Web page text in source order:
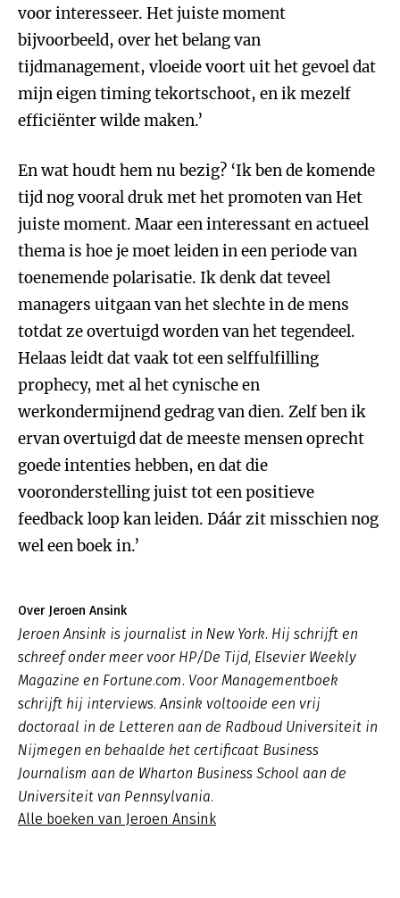
voor interesseer. Het juiste moment
bijvoorbeeld, over het belang van
tijdmanagement, vloeide voort uit het gevoel dat
mijn eigen timing tekortschoot, en ik mezelf
efficiënter wilde maken.’
En wat houdt hem nu bezig? ‘Ik ben de komende
tijd nog vooral druk met het promoten van Het
juiste moment. Maar een interessant en actueel
thema is hoe je moet leiden in een periode van
toenemende polarisatie. Ik denk dat teveel
managers uitgaan van het slechte in de mens
totdat ze overtuigd worden van het tegendeel.
Helaas leidt dat vaak tot een selffulfilling
prophecy, met al het cynische en
werkondermijnend gedrag van dien. Zelf ben ik
ervan overtuigd dat de meeste mensen oprecht
goede intenties hebben, en dat die
vooronderstelling juist tot een positieve
feedback loop kan leiden. Dáár zit misschien nog
wel een boek in.’
Over Jeroen Ansink
Jeroen Ansink is journalist in New York. Hij schrijft en
schreef onder meer voor HP/De Tijd, Elsevier Weekly
Magazine en Fortune.com. Voor Managementboek
schrijft hij interviews. Ansink voltooide een vrij
doctoraal in de Letteren aan de Radboud Universiteit in
Nijmegen en behaalde het certificaat Business
Journalism aan de Wharton Business School aan de
Universiteit van Pennsylvania.
Alle boeken van Jeroen Ansink